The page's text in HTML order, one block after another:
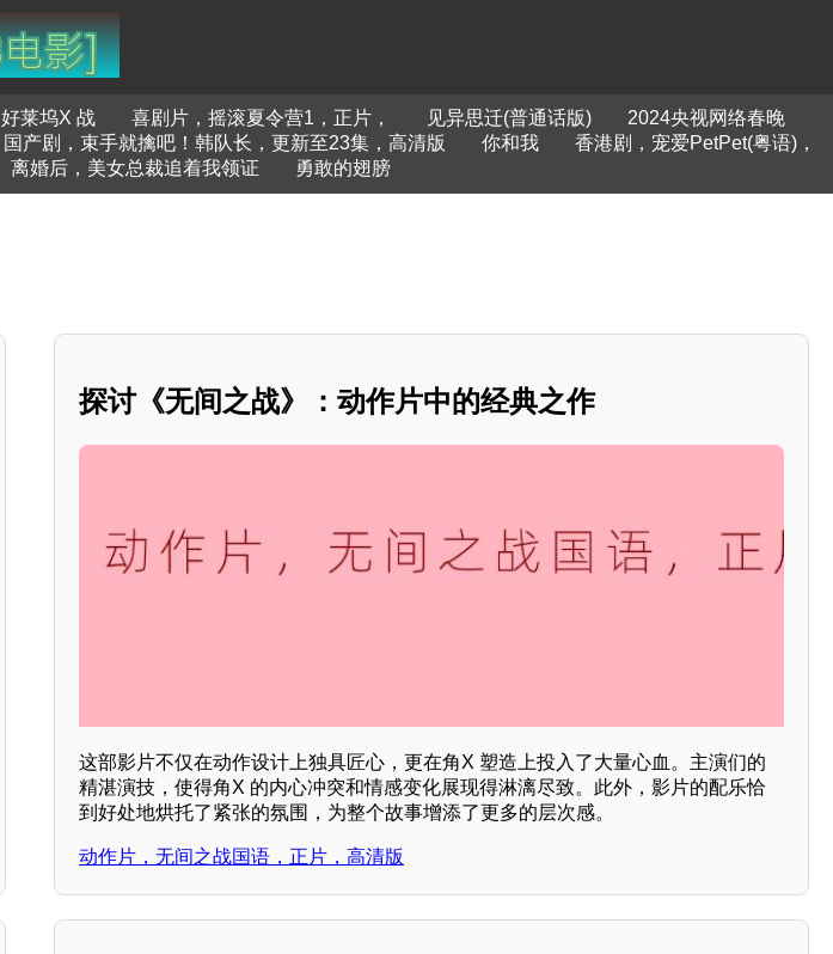
好莱坞X 战 喜剧片，摇滚夏令营1，正片， 见异思迁(普通话版)
2024央视网络春晚
国产剧，束手就擒吧！韩队长，更新至23集，高清版 你和我
香港剧，宠爱PetPet(粤语)，
离婚后，美女总裁追着我领证 勇敢的翅膀
探讨《无间之战》：动作片中的经典之作
这部影片不仅在动作设计上独具匠心，更在角X 塑造上投入了大量心血。主演们的
精湛演技，使得角X 的内心冲突和情感变化展现得淋漓尽致。此外，影片的配乐恰
到好处地烘托了紧张的氛围，为整个故事增添了更多的层次感。
动作片，无间之战国语，正片，高清版